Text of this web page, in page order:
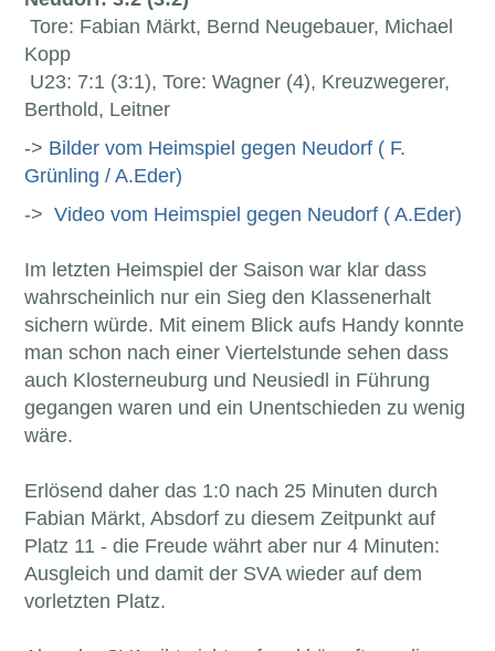
Tore: Fabian Märkt, Bernd Neugebauer, Michael
Kopp
U23: 7:1 (3:1), Tore: Wagner (4), Kreuzwegerer,
Berthold, Leitner
-> Bilder vom Heimspiel gegen Neudorf ( F.
Grünling / A.Eder)
->Video vom Heimspiel gegen Neudorf ( A.Eder)
Im letzten Heimspiel der Saison war klar dass
wahrscheinlich nur ein Sieg den Klassenerhalt
sichern würde. Mit einem Blick aufs Handy konnte
man schon nach einer Viertelstunde sehen dass
auch Klosterneuburg und Neusiedl in Führung
gegangen waren und ein Unentschieden zu wenig
wäre.
Erlösend daher das 1:0 nach 25 Minuten durch
Fabian Märkt, Absdorf zu diesem Zeitpunkt auf
Platz 11 - die Freude währt aber nur 4 Minuten:
Ausgleich und damit der SVA wieder auf dem
vorletzten Platz.